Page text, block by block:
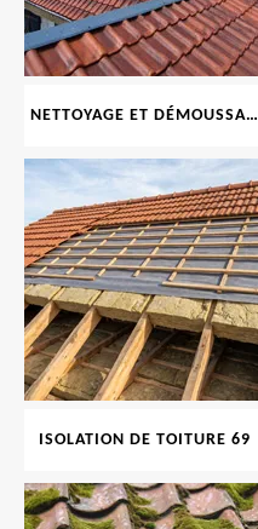
NETTOYAGE ET DÉMOUSSAGE DE TOITURE ET FAÇADE 69
ISOLATION DE TOITURE 69